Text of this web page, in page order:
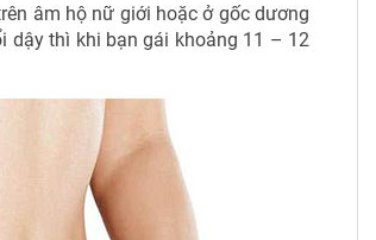
âm hộ nữ giới hoặc ở gốc dương
dậy thì khi bạn gái khoảng 11 – 12